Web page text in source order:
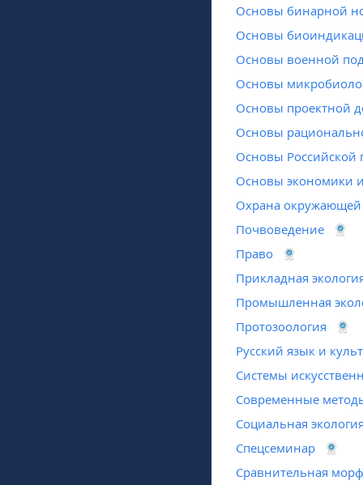
Основы бинарной
Основы
Основы военной
Основы
Основы проектной
Основы
Основы Российской
Основы экономики
Охрана окружающей
Почвоведение
Право
Прикладная
Промышленная
Протозоология
Русский язык и
Системы
Современные
Социальная
Спецсеминар
Сравнительная